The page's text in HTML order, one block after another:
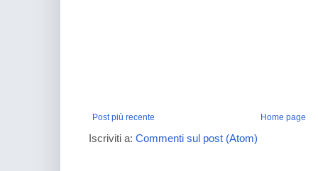
Post più recente Home page
Iscriviti a: Commenti sul post (Atom)